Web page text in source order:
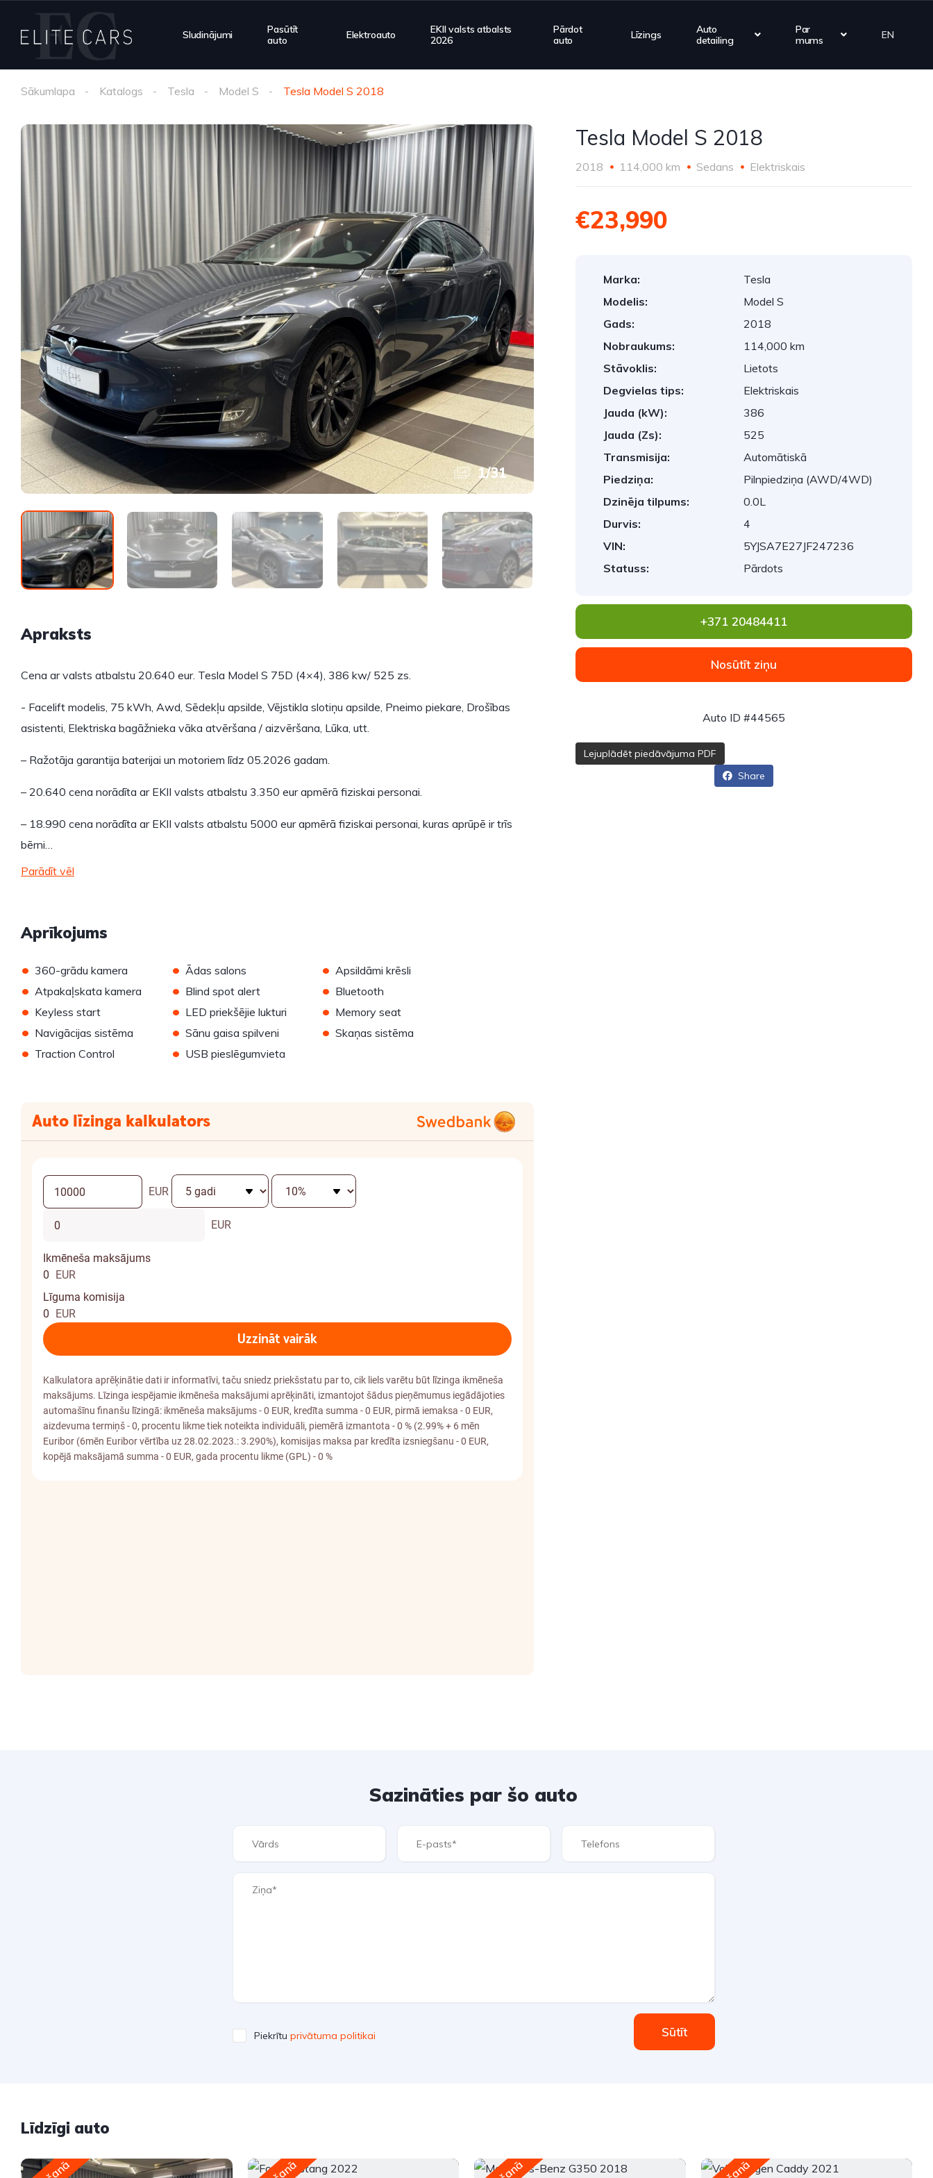
Sludinājumi
Pasūtīt
auto
Elektroauto
EKII valsts atbalsts
2026
Pārdot
auto
Līzings
Auto
detailing
Par
mums
EN
Sākumlapa Katalogs Tesla Model S Tesla Model S 2018
1/31
Apraksts
Cena ar valsts atbalstu 20.640 eur. Tesla Model S 75D (4×4), 386 kw/ 525 zs.
- Facelift modelis, 75 kWh, Awd, Sēdekļu apsilde, Vējstikla slotiņu apsilde, Pneimo piekare, Drošības
asistenti, Elektriska bagāžnieka vāka atvēršana / aizvēršana, Lūka, utt.
– Ražotāja garantija baterijai un motoriem līdz 05.2026 gadam.
– 20.640 cena norādīta ar EKII valsts atbalstu 3.350 eur apmērā fiziskai personai.
– 18.990 cena norādīta ar EKII valsts atbalstu 5000 eur apmērā fiziskai personai, kuras aprūpē ir trīs
bērni…
Parādīt vēl
Aprīkojums
• 360-grādu kamera • Ādas salons • Apsildāmi krēsli
• Atpakaļskata kamera • Blind spot alert • Bluetooth
• Keyless start • LED priekšējie lukturi • Memory seat
• Navigācijas sistēma • Sānu gaisa spilveni • Skaņas sistēma
• Traction Control • USB pieslēgumvieta
Tesla Model S 2018
2018 114,000 km Sedans Elektriskais
€23,990
Marka:
Tesla
Modelis:
Model S
Gads:
2018
Nobraukums:
114,000 km
Stāvoklis:
Lietots
Degvielas tips:
Elektriskais
Jauda (kW):
386
Jauda (Zs):
525
Transmisija:
Automātiskā
Piedziņa:
Pilnpiedziņa (AWD/4WD)
Dzinēja tilpums:
0.0L
Durvis:
4
VIN:
5YJSA7E27JF247236
Statuss:
Pārdots
+371 20484411
Nosūtīt ziņu
Auto ID #44565
Lejuplādēt piedāvājuma PDF
Share
Sazināties par šo auto
Piekrītu privātuma politikai Sūtīt
Līdzīgi auto